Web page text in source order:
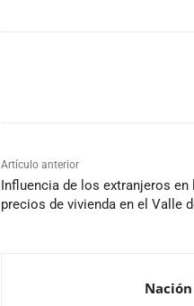
Artículo anterior
Influencia de los extranjeros en
precios de vivienda en el Valle